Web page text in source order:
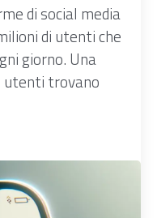
di social media
di utenti che
giorno. Una
utenti trovano